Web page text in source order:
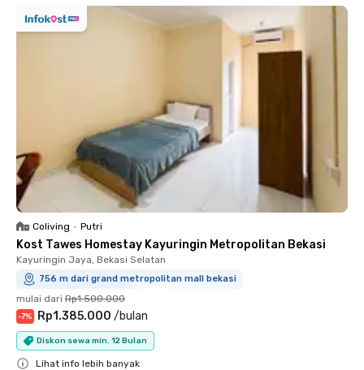
Coliving • Putri
Kost Tawes Homestay Kayuringin Metropolitan Bekasi
Kayuringin Jaya, Bekasi Selatan
756 m dari grand metropolitan mall bekasi
mulai dari Rp1.500.000
-7% Rp1.385.000 /bulan
Diskon sewa min. 12 Bulan
Lihat info lebih banyak